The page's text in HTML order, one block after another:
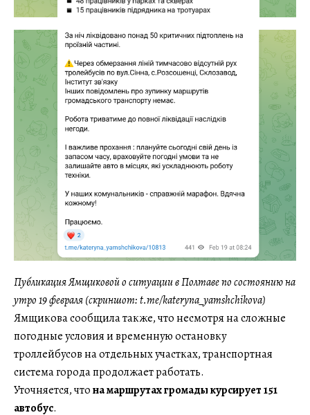
Публикация Ямщиковой о ситуации в Полтаве по состоянию на
утро 19 февраля (скриншот: t.me/kateryna_yamshchikova)
Ямщикова сообщила также, что несмотря на сложные
погодные условия и временную остановку
троллейбусов на отдельных участках, транспортная
система города продолжает работать.
Уточняется, чтона маршрутах громады курсирует 151
автобус.